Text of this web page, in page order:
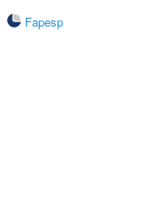
Fapesp